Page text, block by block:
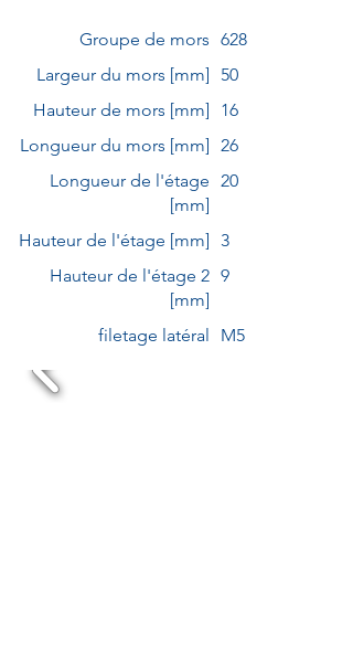
Groupe de mors 628
Largeur du mors [mm] 50
Hauteur de mors [mm]
16
Longueur du mors [mm] 26
Longueur de l'étage
[mm]
20
Hauteur de l'étage [mm] 3
Hauteur de l'étage 2
[mm]
9
filetage latéral M5